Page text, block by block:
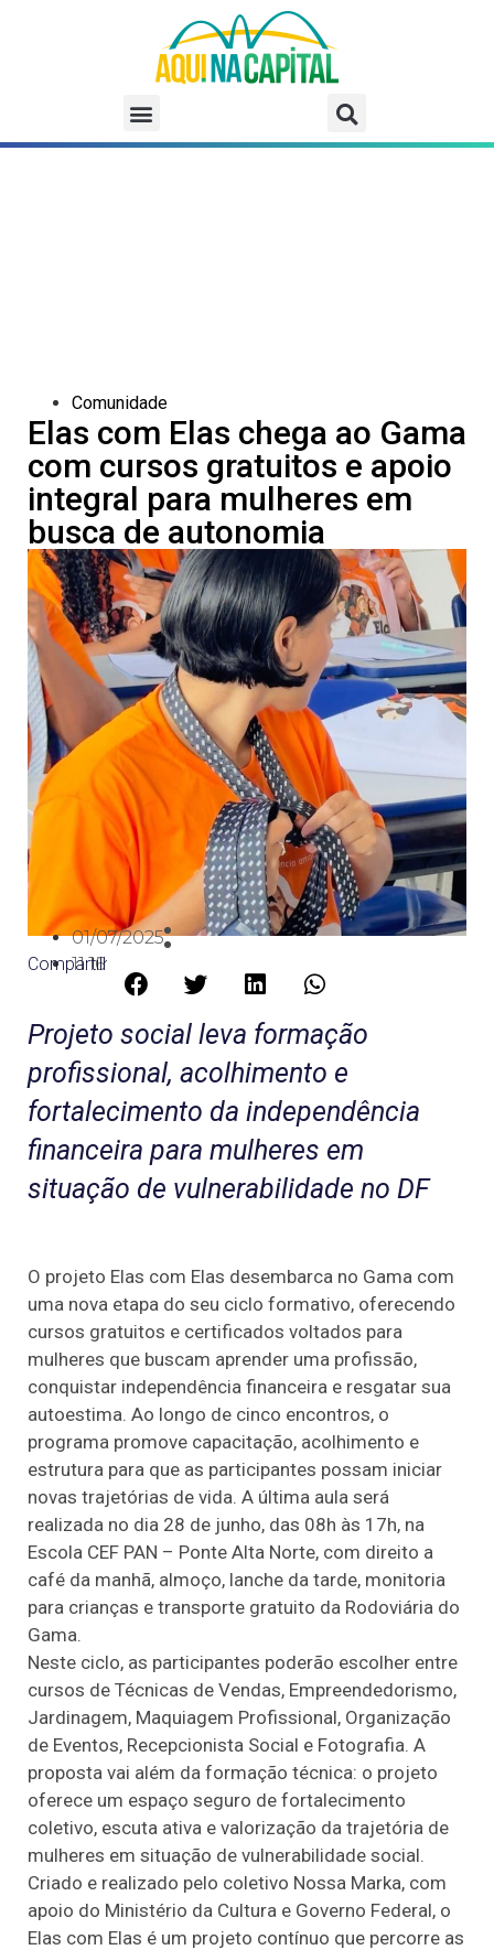
Comunidade
Elas com Elas chega ao Gama
com cursos gratuitos e apoio
integral para mulheres em
busca de autonomia
01/07/2025
11:16
Compartilhe:
Projeto social leva formação
profissional, acolhimento e
fortalecimento da independência
financeira para mulheres em
situação de vulnerabilidade no DF
O projeto Elas com Elas desembarca no Gama com
uma nova etapa do seu ciclo formativo, oferecendo
cursos gratuitos e certificados voltados para
mulheres que buscam aprender uma profissão,
conquistar independência financeira e resgatar sua
autoestima. Ao longo de cinco encontros, o
programa promove capacitação, acolhimento e
estrutura para que as participantes possam iniciar
novas trajetórias de vida. A última aula será
realizada no dia 28 de junho, das 08h às 17h, na
Escola CEF PAN – Ponte Alta Norte, com direito a
café da manhã, almoço, lanche da tarde, monitoria
para crianças e transporte gratuito da Rodoviária do
Gama.
Neste ciclo, as participantes poderão escolher entre
cursos de Técnicas de Vendas, Empreendedorismo,
Jardinagem, Maquiagem Profissional, Organização
de Eventos, Recepcionista Social e Fotografia. A
proposta vai além da formação técnica: o projeto
oferece um espaço seguro de fortalecimento
coletivo, escuta ativa e valorização da trajetória de
mulheres em situação de vulnerabilidade social.
Criado e realizado pelo coletivo Nossa Marka, com
apoio do Ministério da Cultura e Governo Federal, o
Elas com Elas é um projeto contínuo que percorre as